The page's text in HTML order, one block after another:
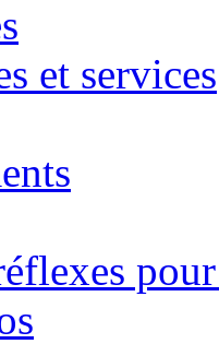
et services